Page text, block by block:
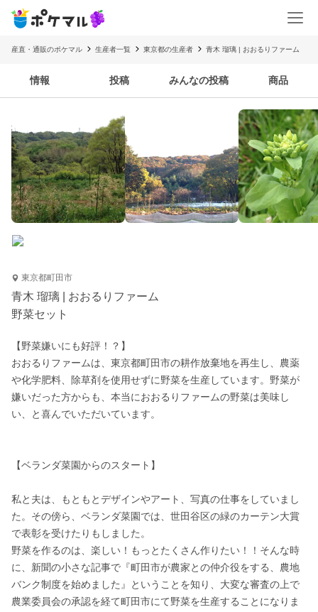
産直・通販のポケマル 生産者一覧 東京都の生産者 青木 瑠璃 | おおるりファーム
情報 投稿 みんなの投稿 商品
東京都町田市
青木 瑠璃 | おおるりファーム
野菜セット
【野菜嫌いにも好評！？】
おおるりファームは、東京都町田市の耕作放棄地を再生し、農薬
や化学肥料、除草剤を使用せずに野菜を生産しています。野菜が
嫌いだった方からも、本当におおるりファームの野菜は美味し
い、と喜んでいただいています。
【ベランダ菜園からのスタート】
私と夫は、もともとデザインやアート、写真の仕事をしていまし
た。その傍ら、ベランダ菜園では、世田谷区の緑のカーテン大賞
で表彰を受けたりもしました。
野菜を作るのは、楽しい！もっとたくさん作りたい！！そんな時
に、新聞の小さな記事で『町田市が農家との仲介役をする、農地
バンク制度を始めました』ということを知り、大変な審査の上で
農業委員会の承認を経て町田市にて野菜を生産することになりま